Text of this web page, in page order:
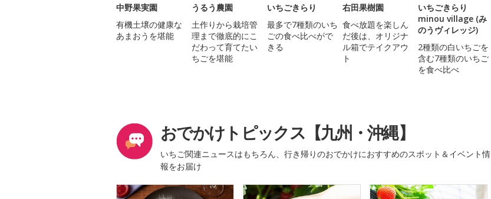
中野果実園
有機土壌の健康な
あまおうを堪能
うるう農園
土作りから栽培管
理まで徹底的にこ
だわって育てたい
ちごを堪能
いちごきらり
最多で7種類のいち
ごの食べ比べがで
きる
右田果樹園
食べ放題を楽しん
だ後は、オリジナ
ル箱でテイクアウ
ト
いちごきらり
minou village (み
のうヴィレッジ)
2種類の白いちごを
含む7種類のいちご
を食べ比べ
おでかけトピックス【九州・沖縄】
いちご関連ニュースはもちろん、行き帰りのおでかけにおすすめのスポット＆イベント情
報をお届け